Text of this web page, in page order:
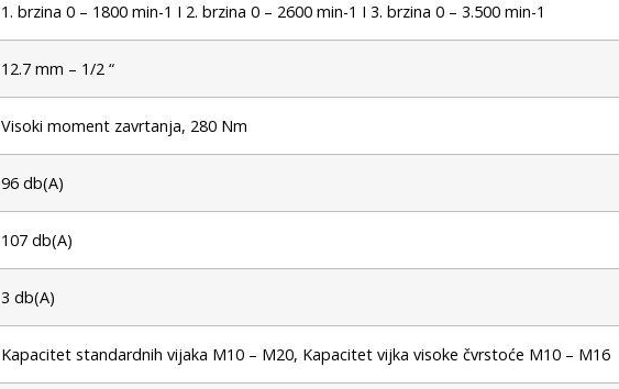
1. brzina 0 – 1800 min-1 I 2. brzina 0 – 2600 min-1 I 3. brzina 0 – 3.500 min-1
12.7 mm – 1/2 “
Visoki moment zavrtanja, 280 Nm
96 db(A)
107 db(A)
3 db(A)
Kapacitet standardnih vijaka M10 – M20, Kapacitet vijka visoke čvrstoće M10 – M16